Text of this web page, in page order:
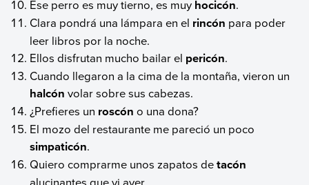
Ese perro es muy tierno, es muy hocicón.
Clara pondrá una lámpara en el rincón para poder
leer libros por la noche.
Ellos disfrutan mucho bailar el pericón.
Cuando llegaron a la cima de la montaña, vieron un
halcón volar sobre sus cabezas.
¿Prefieres un roscón o una dona?
El mozo del restaurante me pareció un poco
simpaticón.
Quiero comprarme unos zapatos detacón